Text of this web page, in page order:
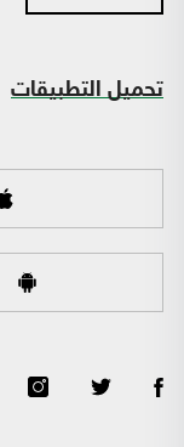
تحميل التطبيقات